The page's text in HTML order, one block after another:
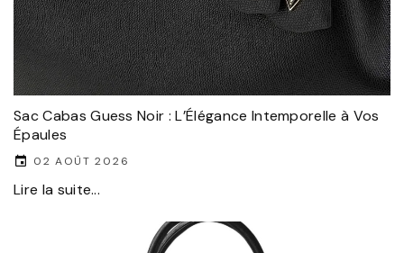
Sac Cabas Guess Noir : L’Élégance Intemporelle à Vos
Épaules
02 AOÛT 2026
Lire la suite...